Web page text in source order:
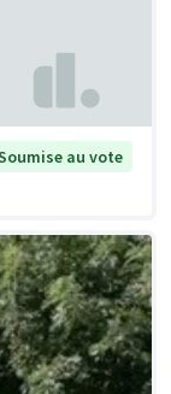
au vote